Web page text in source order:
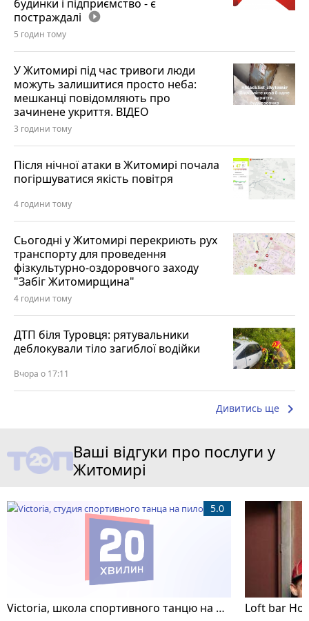
будинки і підприємство - є
постраждалі play_circle_filled
5 годин тому
У Житомирі під час тривоги люди
можуть залишитися просто неба:
мешканці повідомляють про
зачинене укриття. ВІДЕО
3 години тому
Після нічної атаки в Житомирі почала
погіршуватися якість повітря
4 години тому
Сьогодні у Житомирі перекриють рух
транспорту для проведення
фізкультурно-оздоровчого заходу
"Забіг Житомирщина"
4 години тому
ДТП біля Туровця: рятувальники
деблокували тіло загиблої водійки
Вчора о 17:11
Дивитись ще keyboard_arrow_right
Ваші відгуки про послуги у
Житомирі
Victoria, школа спортивного танцю на пілоні
5.0
Loft bar